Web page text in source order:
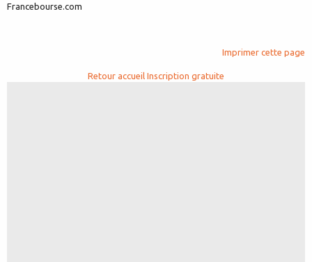
Francebourse.com
Imprimer cette page
Retour accueil Inscription gratuite